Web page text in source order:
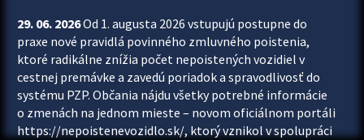
29. 06. 2026Od 1. augusta 2026 vstupujú postupne do
praxe nové pravidlá povinného zmluvného poistenia,
ktoré radikálne znížia počet nepoistených vozidiel v
cestnej premávke a zavedú poriadok a spravodlivosť do
systému PZP. Občania nájdu všetky potrebné informácie
o zmenách na jednom mieste – novom oficiálnom portáli
https://nepoistenevozidlo.sk/, ktorý vznikol v spolupráci